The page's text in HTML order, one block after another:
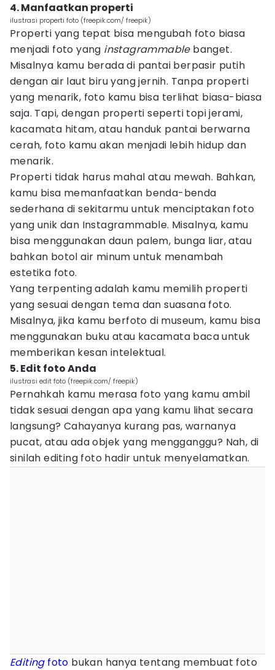
4. Manfaatkan properti
ilustrasi properti foto (freepik.com/ freepik)
Properti yang tepat bisa mengubah foto biasa
menjadi foto yang instagrammablebanget.
Misalnya kamu berada di pantai berpasir putih
dengan air laut biru yang jernih. Tanpa properti
yang menarik, foto kamu bisa terlihat biasa-biasa
saja. Tapi, dengan properti seperti topi jerami,
kacamata hitam, atau handuk pantai berwarna
cerah, foto kamu akan menjadi lebih hidup dan
menarik.
Properti tidak harus mahal atau mewah. Bahkan,
kamu bisa memanfaatkan benda-benda
sederhana di sekitarmu untuk menciptakan foto
yang unik dan Instagrammable. Misalnya, kamu
bisa menggunakan daun palem, bunga liar, atau
bahkan botol air minum untuk menambah
estetika foto.
Yang terpenting adalah kamu memilih properti
yang sesuai dengan tema dan suasana foto.
Misalnya, jika kamu berfoto di museum, kamu bisa
menggunakan buku atau kacamata baca untuk
memberikan kesan intelektual.
5. Edit foto Anda
ilustrasi edit foto (freepik.com/ freepik)
Pernahkah kamu merasa foto yang kamu ambil
tidak sesuai dengan apa yang kamu lihat secara
langsung? Cahayanya kurang pas, warnanya
pucat, atau ada objek yang mengganggu? Nah, di
sinilah editing foto hadir untuk menyelamatkan.
Editingfoto bukan hanya tentang membuat foto